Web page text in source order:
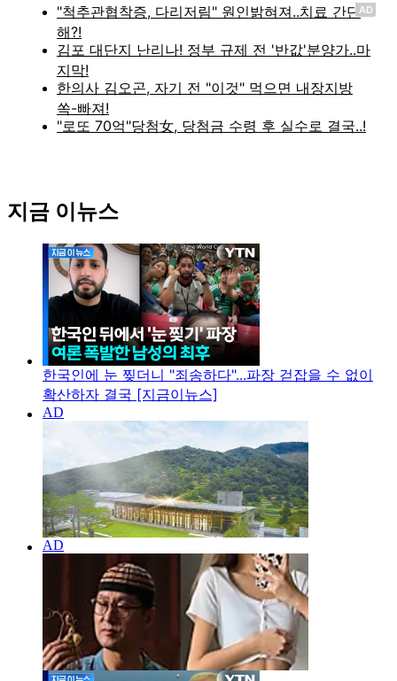
AD
지금 이뉴스
한국인에 눈 찢더니 "죄송하다"...파장 걷잡을 수 없이
확산하자 결국 [지금이뉴스]